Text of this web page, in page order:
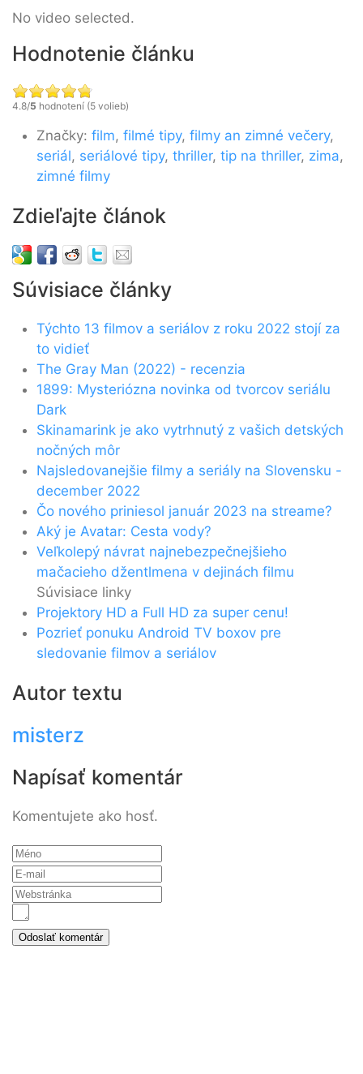
No video selected.
Hodnotenie článku
4.8/5 hodnotení (5 volieb)
Značky: film, filmé tipy, filmy an zimné večery,
seriál, seriálové tipy, thriller, tip na thriller, zima,
zimné filmy
Zdieľajte článok
Súvisiace články
Týchto 13 filmov a seriálov z roku 2022 stojí za
to vidieť
The Gray Man (2022) - recenzia
1899: Mysteriózna novinka od tvorcov seriálu
Dark
Skinamarink je ako vytrhnutý z vašich detských
nočných môr
Najsledovanejšie filmy a seriály na Slovensku -
december 2022
Čo nového priniesol január 2023 na streame?
Aký je Avatar: Cesta vody?
Veľkolepý návrat najnebezpečnejšieho
mačacieho džentlmena v dejinách filmu
Súvisiace linky
Projektory HD a Full HD za super cenu!
Pozrieť ponuku Android TV boxov pre
sledovanie filmov a seriálov
Autor textu
misterz
Napísať komentár
Komentujete ako hosť.